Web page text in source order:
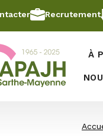
Recrutement
À
cookies